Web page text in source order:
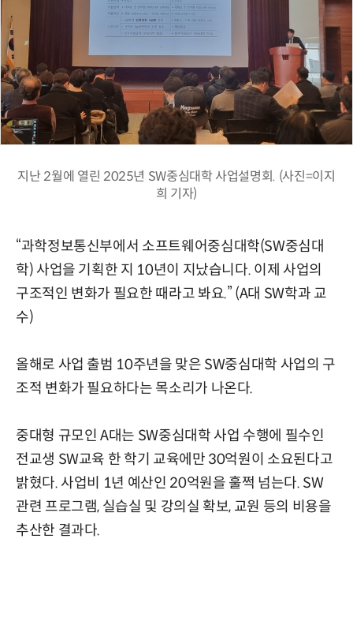
지난 2월에 열린 2025년 SW중심대학 사업설명회. (사진=이지
희 기자)
“과학정보통신부에서 소프트웨어중심대학(SW중심대
학) 사업을 기획한 지 10년이 지났습니다. 이제 사업의
구조적인 변화가 필요한 때라고 봐요.” (A대 SW학과 교
수)
올해로 사업 출범 10주년을 맞은 SW중심대학 사업의 구
조적 변화가 필요하다는 목소리가 나온다.
중대형 규모인 A대는 SW중심대학 사업 수행에 필수인
전교생 SW교육 한 학기 교육에만 30억원이 소요된다고
밝혔다. 사업비 1년 예산인 20억원을 훌쩍 넘는다. SW
관련 프로그램, 실습실 및 강의실 확보, 교원 등의 비용을
추산한 결과다.